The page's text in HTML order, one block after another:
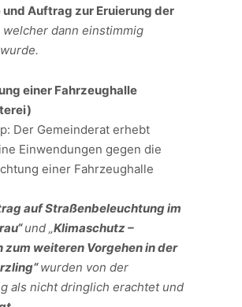
Auftrag zur Eruierung der
welcher dann einstimmig
einer Fahrzeughalle
Der Gemeinderat erhebt
Einwendungen gegen die
einer Fahrzeughalle
auf Straßenbeleuchtung im
und „Klimaschutz –
zum weiteren Vorgehen in der
wurden von der
als nicht dringlich erachtet und